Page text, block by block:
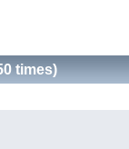
times)